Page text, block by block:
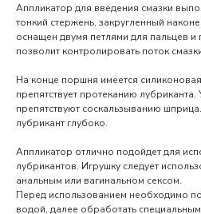
Аппликатор для введения смазки
тонкий стержень, закругленный
оснащен двумя петлями для пальцев
позволит контролировать поток
На конце поршня имеется
препятствует протеканию
препятствуют соскальзыванию
лубрикант глубоко.
Аппликатор отлично подойдет для
лубрикантов. Игрушку следует
анальным или вагинальном сексом.
Перед использованием необходимо
водой, далее обработать